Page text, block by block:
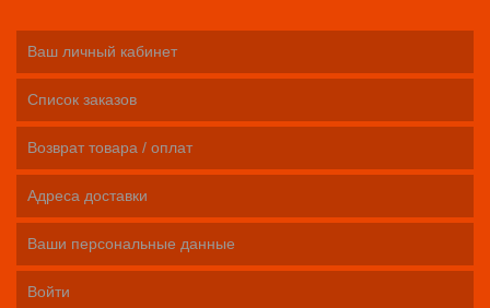
Ваш личный кабинет
Список заказов
Возврат товара / оплат
Адреса доставки
Ваши персональные данные
Войти